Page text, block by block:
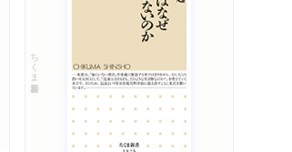
ちくま新書